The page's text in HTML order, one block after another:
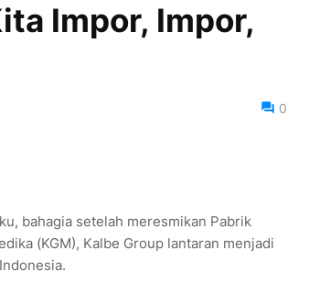
Impor, Impor,
0
bahagia setelah meresmikan Pabrik
(KGM), Kalbe Group lantaran menjadi